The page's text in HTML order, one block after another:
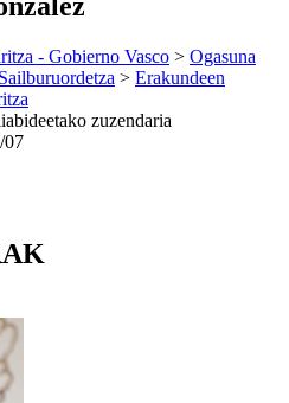
- Gobierno Vasco > Ogasuna
> Erakundeen
zuzendaria
07